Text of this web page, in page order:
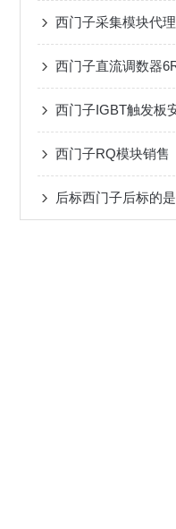
西门子采集模块代
西门子IGBT触发板
西门子RQ模块销售
后标西门子后标的